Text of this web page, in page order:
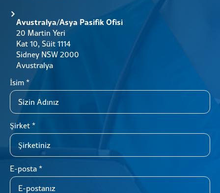
Avustralya/Asya Pasifik Ofisi
20 Martin Yeri
Kat 10, Süit 1114
Sidney NSW 2000
Avustralya
İsim*
Şirket*
E-posta*